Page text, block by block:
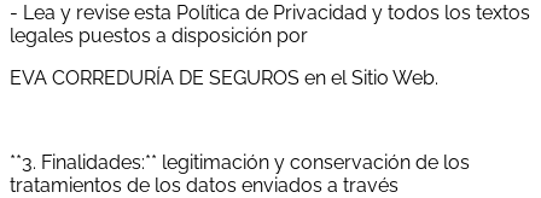
- Lea y revise esta Política de Privacidad y todos los textos
legales puestos a disposición por
EVA CORREDURÍA DE SEGUROS en el Sitio Web.
**3. Finalidades:** legitimación y conservación de los
tratamientos de los datos enviados a través